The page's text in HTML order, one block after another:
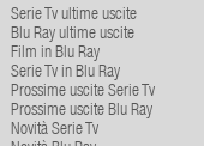
Serie Tv ultime uscite
Blu Ray ultime uscite
Film in Blu Ray
Serie Tv in Blu Ray
Prossime uscite Serie Tv
Prossime uscite Blu Ray
Novità Serie Tv